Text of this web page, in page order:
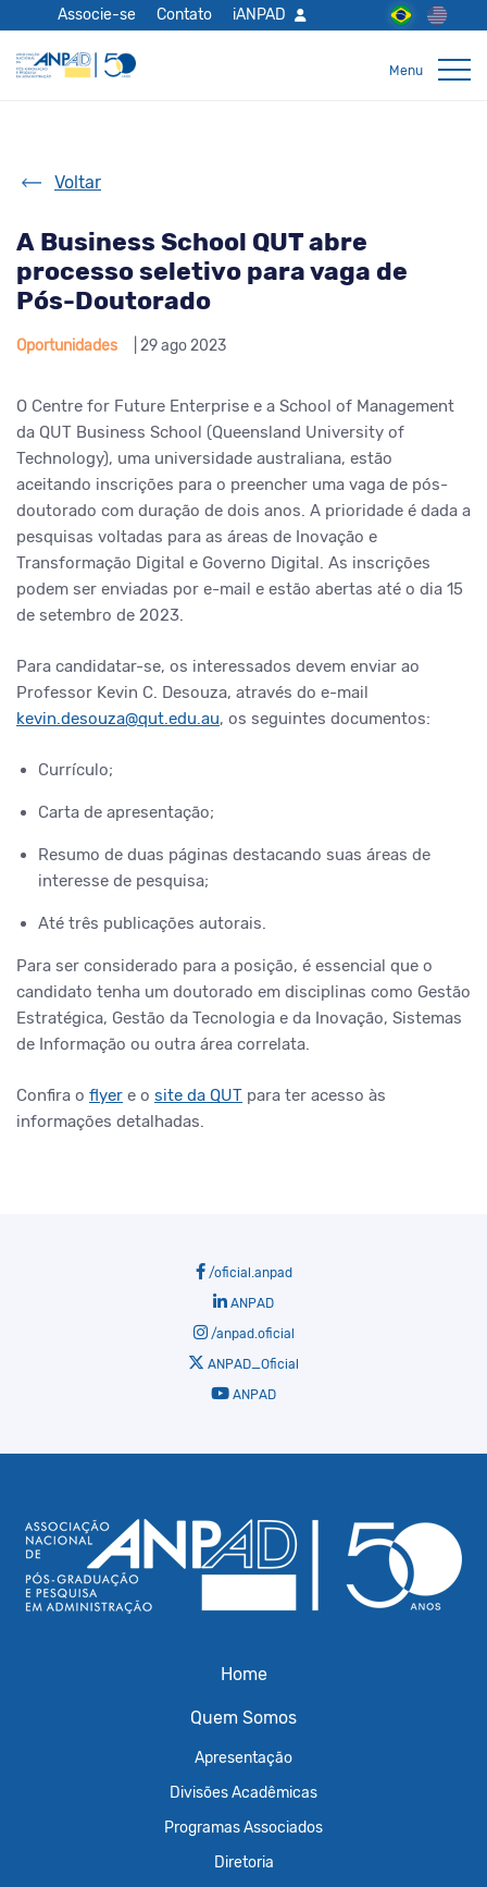
Associe-se Contato iANPAD
Voltar
A Business School QUT abre
processo seletivo para vaga de
Pós-Doutorado
Oportunidades | 29 ago 2023
O Centre for Future Enterprise e a School of Management
da QUT Business School (Queensland University of
Technology), uma universidade australiana, estão
aceitando inscrições para o preencher uma vaga de pós-
doutorado com duração de dois anos. A prioridade é dada a
pesquisas voltadas para as áreas de Inovação e
Transformação Digital e Governo Digital. As inscrições
podem ser enviadas por e-mail e estão abertas até o dia 15
de setembro de 2023.
Para candidatar-se, os interessados devem enviar ao
Professor Kevin C. Desouza, através do e-mail
kevin.desouza@qut.edu.au, os seguintes documentos:
Currículo;
Carta de apresentação;
Resumo de duas páginas destacando suas áreas de
interesse de pesquisa;
Até três publicações autorais.
Para ser considerado para a posição, é essencial que o
candidato tenha um doutorado em disciplinas como Gestão
Estratégica, Gestão da Tecnologia e da Inovação, Sistemas
de Informação ou outra área correlata.
Confira o flyer e o site da QUT para ter acesso às
informações detalhadas.
/oficial.anpad
ANPAD
/anpad.oficial
ANPAD_Oficial
ANPAD
Home
Quem Somos
Apresentação
Divisões Acadêmicas
Programas Associados
Diretoria